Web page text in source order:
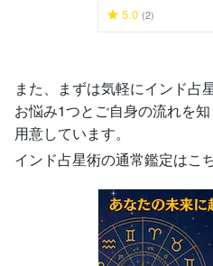
5.0 (2)
また、まずは気軽にインド占
お悩み1つとご自身の流れを
用意しています。
インド占星術の通常鑑定はこ